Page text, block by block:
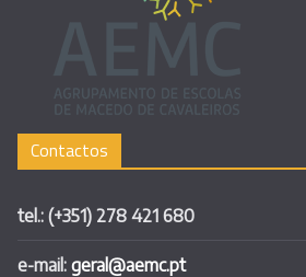
Contactos
tel.: (+351) 278 421 680
e-mail: geral@aemc.pt